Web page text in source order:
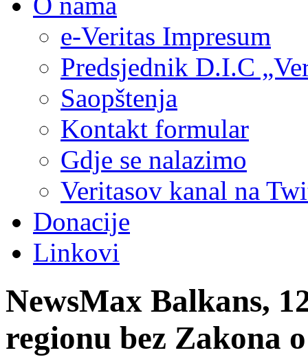
e-Veritas Impresum
Predsjednik D.I.C
Saopštenja
Kontakt formular
Gdje se nalazimo
Veritasov kanal na
Donacije
Linkovi
NewsMax Balkans,
regionu bez Zakona